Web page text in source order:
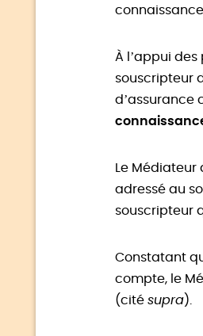
À l’appui des
souscripteur
d’assurance
Le
adressé au
souscripteur
Constatant
compte, le
(cité supra).